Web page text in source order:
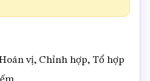
vị, Chỉnh hợp, Tổ hợp